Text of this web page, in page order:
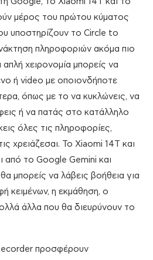
μέρος του πρώτου κύματος
υποστηρίζουν το Circle to
πληροφοριών ακόμα πιο
χειρονομία μπορείς να
ή video με οποιονδήποτε
όπως με το να κυκλώνεις, να
ή να πατάς στο κατάλληλο
όλες τις πληροφορίες,
χρειάζεσαι. Το Xiaomi 14T και
από το Google Gemini και
μπορείς να λάβεις βοήθεια για
κειμένων, η εκμάθηση, ο
άλλα που θα διευρύνουν το
προσφέρουν